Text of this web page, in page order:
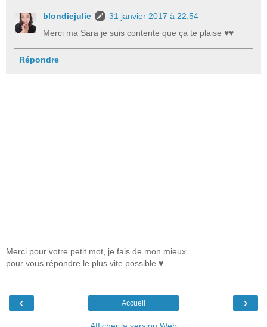
blondiejulie
31 janvier 2017 à 22:54
Merci ma Sara je suis contente que ça te plaise ♥♥
Répondre
Merci pour votre petit mot, je fais de mon mieux
pour vous répondre le plus vite possible ♥
‹ ›
Accueil